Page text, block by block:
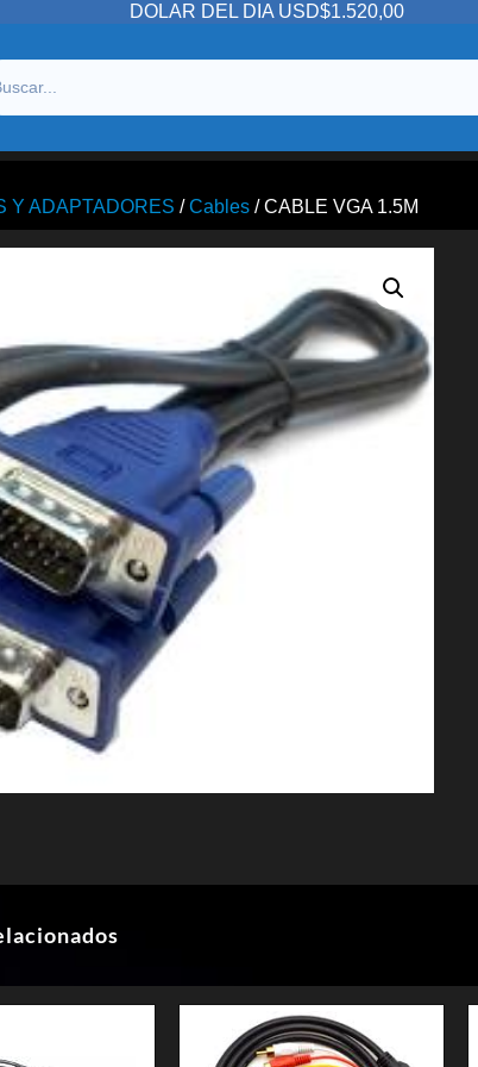
DOLAR DEL DIA USD$1.520,00
Y ADAPTADORES /Cables / CABLE VGA 1.5M